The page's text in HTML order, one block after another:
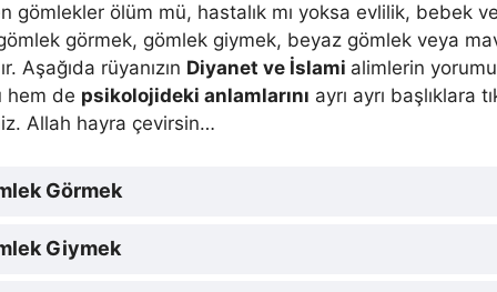
gömlekler ölüm mü, hastalık mı yoksa evlilik, bebek
görmek, gömlek giymek, beyaz gömlek veya
Aşağıda rüyanızın Diyanet ve İslami alimlerin
hem de psikolojideki anlamlarını ayrı ayrı başlıklara
Allah hayra çevirsin…
Görmek
Giymek